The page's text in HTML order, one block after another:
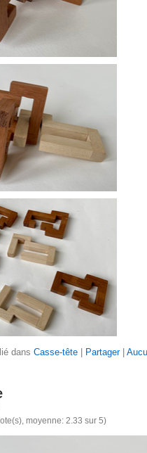
dans Casse-tête Partager|
moyenne: 2.33 sur 5)